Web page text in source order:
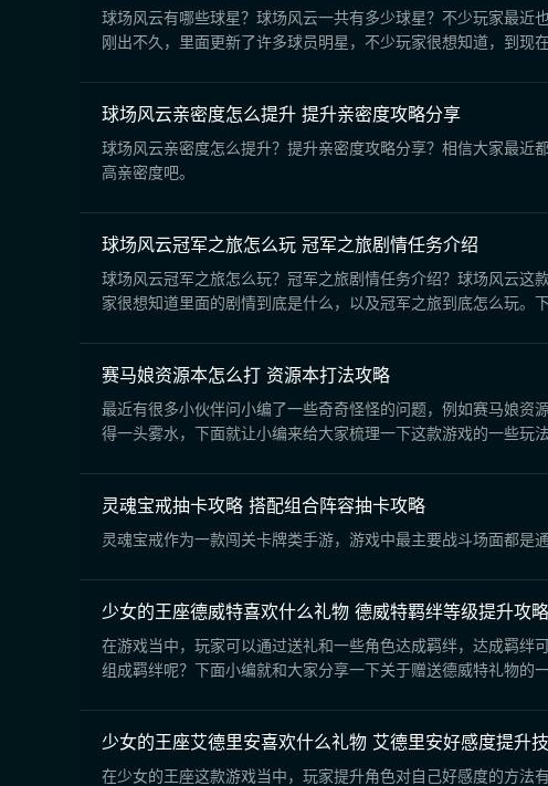
球场风云有哪些球星？球场风云一共有多少球星？不少玩家最近
刚出不久，里面更新了许多球员明星，不少玩家很想知道，到现
球场风云亲密度怎么提升 提升亲密度攻略分享
球场风云亲密度怎么提升？提升亲密度攻略分享？相信大家最近
高亲密度吧。
球场风云冠军之旅怎么玩 冠军之旅剧情任务介绍
球场风云冠军之旅怎么玩？冠军之旅剧情任务介绍？球场风云
家很想知道里面的剧情到底是什么，以及冠军之旅到底怎么玩。
赛马娘资源本怎么打 资源本打法攻略
最近有很多小伙伴问小编了一些奇奇怪怪的问题，例如赛马娘资
得一头雾水，下面就让小编来给大家梳理一下这款游戏的一些玩法
灵魂宝戒抽卡攻略 搭配组合阵容抽卡攻略
灵魂宝戒作为一款闯关卡牌类手游，游戏中最主要战斗场面都是
少女的王座德威特喜欢什么礼物 德威特羁绊等级提升攻略
在游戏当中，玩家可以通过送礼和一些角色达成羁绊，达成羁
组成羁绊呢？下面小编就和大家分享一下关于赠送德威特礼物的一
少女的王座艾德里安喜欢什么礼物 艾德里安好感度提升
在少女的王座这款游戏当中，玩家提升角色对自己好感度的方